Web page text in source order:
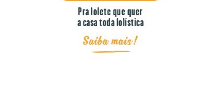
Pra lolete que quer
a casa toda lolística
Saiba mais!